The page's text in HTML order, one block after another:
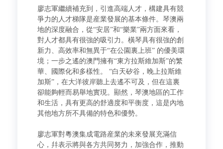
廖志軍繼續補充到，引進高端人才，構建具有競
爭力的人才梯隊是産業發展的基本條件。琴澳兩
地的深度融合，從“安居”和“樂業”兩方面來看，
對人才都具有很強的吸引力。橫琴具有很強的創
新力、高效率和無異于“在公園裏上班” 的優美環
境；一步之遙的澳門擁有“東方拉斯維加斯”的繁
華、國際化和多樣性。 “白天矽谷，晚上拉斯維
加斯”，在大洋彼岸聽上去遙不可及，但在這裏
卻能夠輕而易舉地實現。顯然，琴澳地區的工作
和生活，具有更高的舒適度和平衡度，這是內地
其他地方所不具備的特色和優勢。
廖志軍對粵澳集成電路産業的未來發展充滿信
心，幷表示將與各方共同努力，加強合作，推動